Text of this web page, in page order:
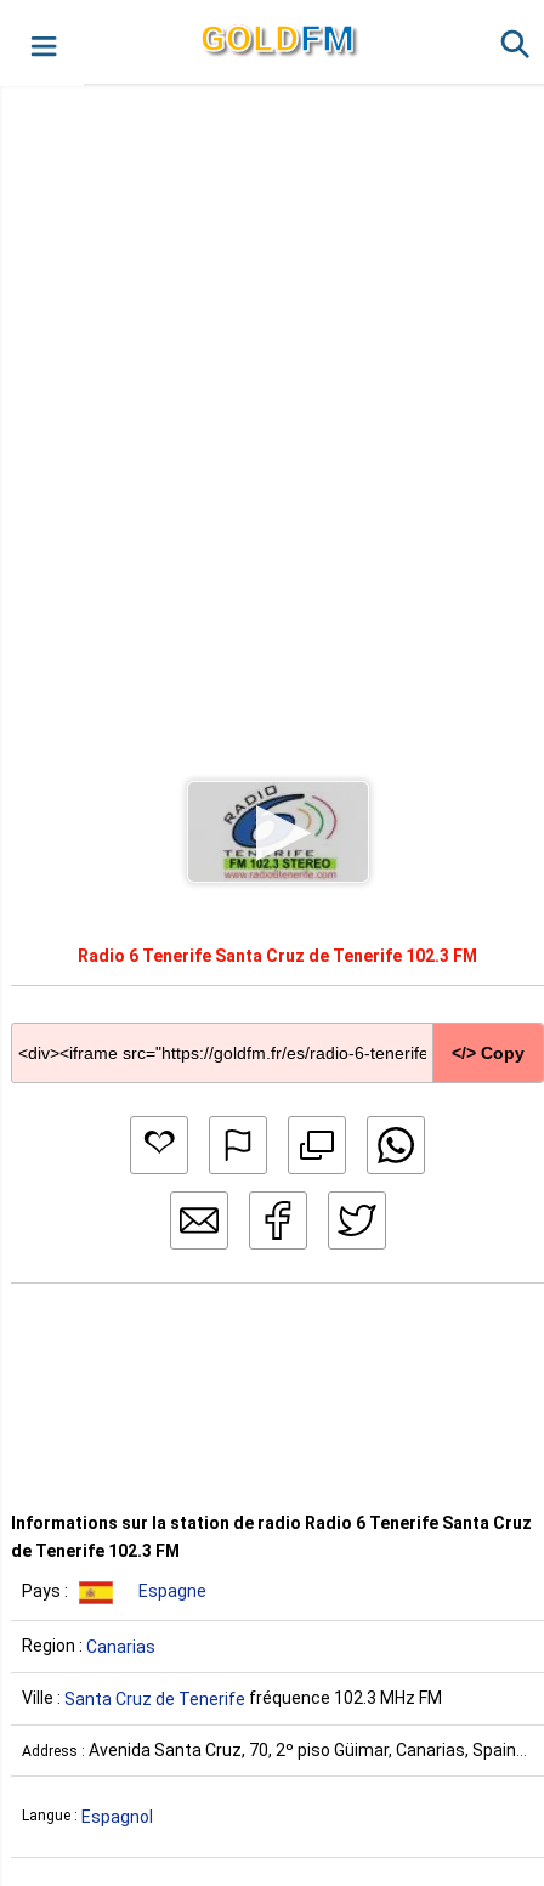
GOLDFM
Radio 6 Tenerife Santa Cruz de Tenerife 102.3 FM
</> Copy
Informations sur la station de radio Radio 6 Tenerife Santa Cruz
de Tenerife 102.3 FM
Pays : Espagne
Region : Canarias
Ville : Santa Cruz de Tenerife fréquence 102.3 MHz FM
Address : Avenida Santa Cruz, 70, 2º piso Güimar, Canarias, Spain
Espagne
Langue : Espagnol